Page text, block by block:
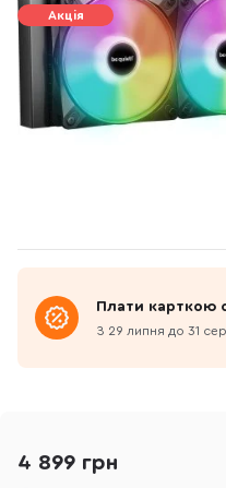
Акція
Плати карткою
З 29 липня до 31
4 899 грн